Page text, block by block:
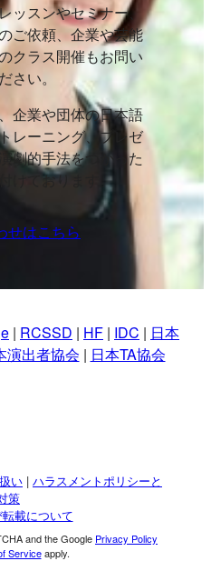
ッスンやセミナー、
ご依頼、企業や芸能
クラス開催もお問い
さい。
企業や団体の日本語
レーニング、プレゼ
劇的手法をつかった
けております。
せはこちら
| RCSSD | HF | IDC | 日本
演出者協会 | 日本TA協会
い | ハラスメントポリシーと
策
載について
and the Google Privacy Policy
Serviceapply.